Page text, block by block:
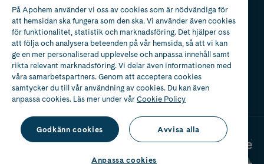
Apotek med tillstånd
av Läkemedelsverket
På Apohem använder vi oss av cookies som är nödvändiga för
att hemsidan ska fungera som den ska. Vi använder även cookies
för funktionalitet, statistik och marknadsföring. Det hjälper oss
att följa och analysera beteenden på vår hemsida, så att vi kan
ge en mer personaliserad upplevelse och anpassa innehåll samt
rikta relevant marknadsföring. Vi delar även informationen med
våra samarbetspartners. Genom att acceptera cookies
samtycker du till vår användning av cookies. Du kan även
anpassa cookies. Läs mer under vårCookie Policy
Godkänn cookies Avvisa alla
Anpassa cookies